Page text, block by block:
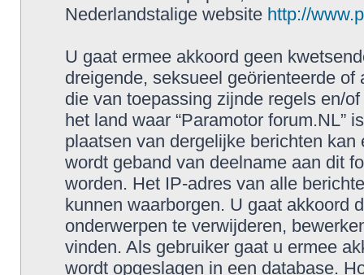
Nederlandstalige website http://
U gaat ermee akkoord geen
dreigende, seksueel geörienteerde
die van toepassing zijnde regels en/
het land waar “Paramotor forum.NL”
plaatsen van dergelijke berichten
wordt geband van deelname aan dit
worden. Het IP-adres van alle
kunnen waarborgen. U gaat akkoord
onderwerpen te verwijderen,
vinden. Als gebruiker gaat u ermee
wordt opgeslagen in een database.